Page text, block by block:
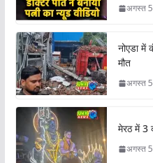
अगस्त
नोएडा में
मौत
अगस्त
मेरठ में 3
अगस्त